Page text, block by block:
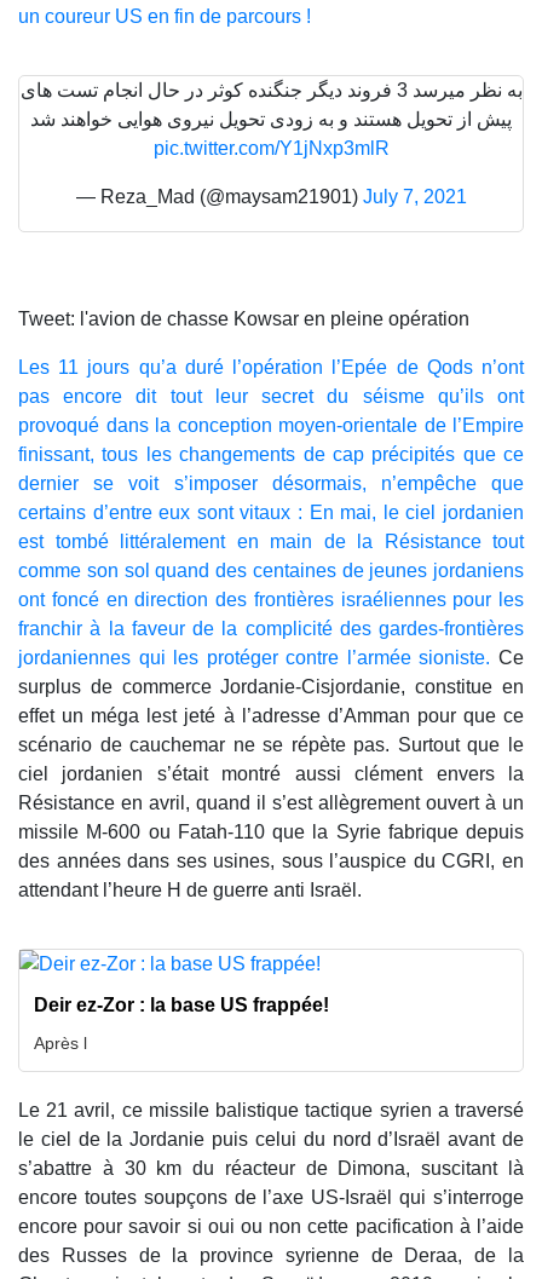
un coureur US en fin de parcours !
به نظر میرسد 3 فروند دیگر جنگنده کوثر در حال انجام تست های
پیش از تحویل هستند و به زودی تحویل نیروی هوایی خواهند شد
pic.twitter.com/Y1jNxp3mlR
— Reza_Mad (@maysam21901) July 7, 2021
Tweet: l'avion de chasse Kowsar en pleine opération
Les 11 jours qu’a duré l’opération l’Epée de Qods n’ont
pas encore dit tout leur secret du séisme qu’ils ont
provoqué dans la conception moyen-orientale de l’Empire
finissant, tous les changements de cap précipités que ce
dernier se voit s’imposer désormais, n’empêche que
certains d’entre eux sont vitaux : En mai, le ciel jordanien
est tombé littéralement en main de la Résistance tout
comme son sol quand des centaines de jeunes jordaniens
ont foncé en direction des frontières israéliennes pour les
franchir à la faveur de la complicité des gardes-frontières
jordaniennes qui les protéger contre l’armée sioniste. Ce
surplus de commerce Jordanie-Cisjordanie, constitue en
effet un méga lest jeté à l’adresse d’Amman pour que ce
scénario de cauchemar ne se répète pas. Surtout que le
ciel jordanien s’était montré aussi clément envers la
Résistance en avril, quand il s’est allègrement ouvert à un
missile M-600 ou Fatah-110 que la Syrie fabrique depuis
des années dans ses usines, sous l’auspice du CGRI, en
attendant l’heure H de guerre anti Israël.
Deir ez-Zor : la base US frappée!
Après l
Le 21 avril, ce missile balistique tactique syrien a traversé
le ciel de la Jordanie puis celui du nord d’Israël avant de
s’abattre à 30 km du réacteur de Dimona, suscitant là
encore toutes soupçons de l’axe US-Israël qui s’interroge
encore pour savoir si oui ou non cette pacification à l’aide
des Russes de la province syrienne de Deraa, de la